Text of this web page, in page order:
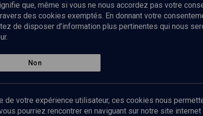
Politique de protection des
personnelles
Mentions légales
Contact
que, même si vous ne nous accordez pas votre
des cookies exemptés. En donnant votre
de disposer d’information plus pertinentes qui nous
Non
de votre expérience utilisateur, ces cookies nous
pourriez rencontrer en naviguant sur notre site internet